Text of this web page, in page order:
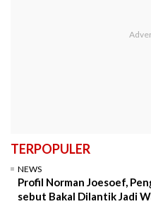
TERPOPULER
NEWS
Profil Norman Joesoef,
sebut Bakal Dilantik Jadi